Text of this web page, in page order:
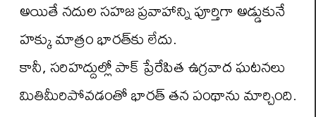
అయితే నదుల సహజ ప్రవాహాన్ని పూర్తిగా అడ్డుకునే
హక్కు మాత్రం భారత్‌కు లేదు.
కానీ, సరిహద్దుల్లో పాక్ ప్రేరేపిత ఉగ్రవాద ఘటనలు
మితిమీరిపోవడంతో భారత్ తన పంథాను మార్చింది.